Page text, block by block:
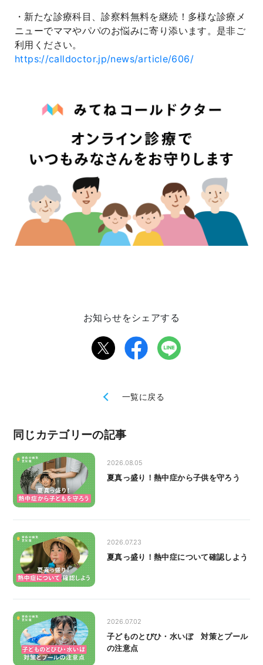
・新たな診療科目、診察料無料を継続！多様な診療メ
ニューでママやパパのお悩みに寄り添います。是非ご
利用ください。
https://calldoctor.jp/news/article/606/
お知らせをシェアする
一覧に戻る
同じカテゴリーの記事
2026.08.05
夏真っ盛り！熱中症から子供を守ろう
2026.07.23
夏真っ盛り！熱中症について確認しよう
2026.07.02
子どものとびひ・水いぼ 対策とプール
の注意点